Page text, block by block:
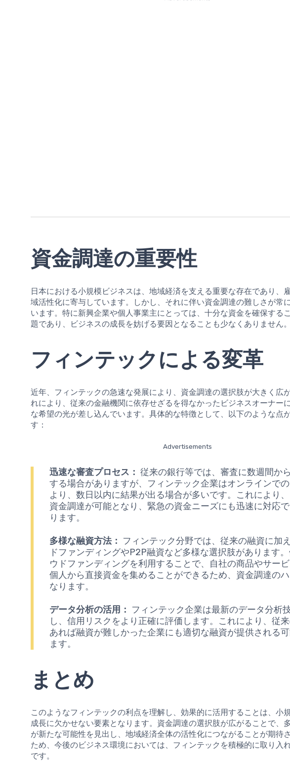
資金調達の重要性
日本における小規模ビジネスは、地域経済を支える重要な存在であり、
域活性化に寄与しています。しかし、それに伴い資金調達の難しさが常
います。特に新興企業や個人事業主にとっては、十分な資金を確保する
題であり、ビジネスの成長を妨げる要因となることも少なくありません。
フィンテックによる変革
近年、フィンテックの急速な発展により、資金調達の選択肢が大きく広
れにより、従来の金融機関に依存せざるを得なかったビジネスオーナー
な希望の光が差し込んでいます。具体的な特徴として、以下のような点
す：
Advertisements
迅速な審査プロセス： 従来の銀行等では、審査に数週間か
する場合がありますが、フィンテック企業はオンラインで
より、数日以内に結果が出る場合が多いです。これにより
資金調達が可能となり、緊急の資金ニーズにも迅速に対応
ります。
多様な融資方法： フィンテック分野では、従来の融資に加
ドファンディングやP2P融資など多様な選択肢があります
ウドファンディングを利用することで、自社の商品やサー
個人から直接資金を集めることができるため、資金調達の
なります。
データ分析の活用： フィンテック企業は最新のデータ分析
し、信用リスクをより正確に評価します。これにより、従
あれば融資が難しかった企業にも適切な融資が提供される
ます。
まとめ
このようなフィンテックの利点を理解し、効果的に活用することは、小
成長に欠かせない要素となります。資金調達の選択肢が広がることで、
が新たな可能性を見出し、地域経済全体の活性化につながることが期待
ため、今後のビジネス環境においては、フィンテックを積極的に取り入
です。